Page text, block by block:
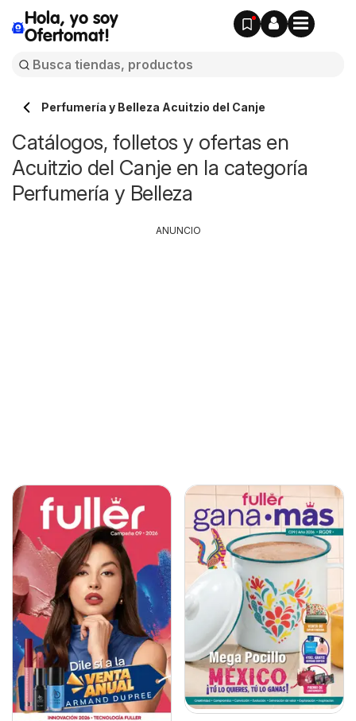
Hola, yo soy
Ofertomat!
Perfumería y Belleza Acuitzio del Canje
Catálogos, folletos y ofertas en
Acuitzio del Canje en la categoría
Perfumería y Belleza
ANUNCIO